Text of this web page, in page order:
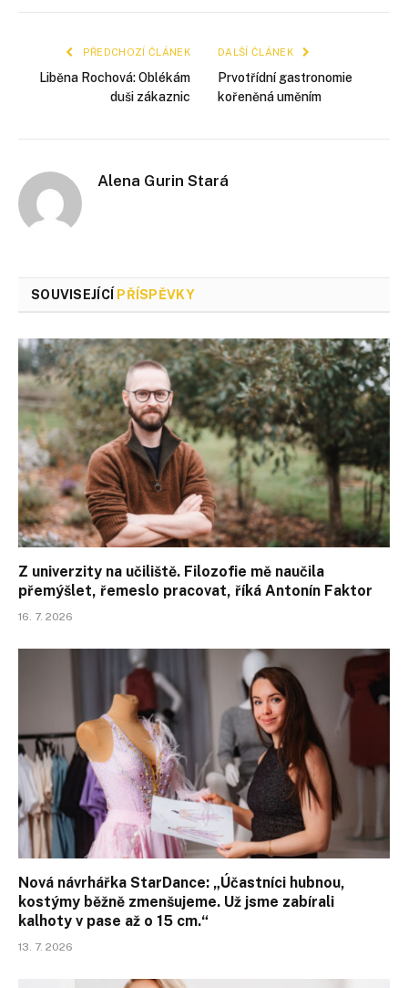
PŘEDCHOZÍ ČLÁNEK
Liběna Rochová: Oblékám
duši zákaznic
DALŠÍ ČLÁNEK
Prvotřídní gastronomie
kořeněná uměním
Alena Gurin Stará
SOUVISEJÍCÍ PŘÍSPĚVKY
Z univerzity na učiliště. Filozofie mě naučila
přemýšlet, řemeslo pracovat, říká Antonín Faktor
16. 7. 2026
Nová návrhářka StarDance: „Účastníci hubnou,
kostýmy běžně zmenšujeme. Už jsme zabírali
kalhoty v pase až o 15 cm.“
13. 7. 2026